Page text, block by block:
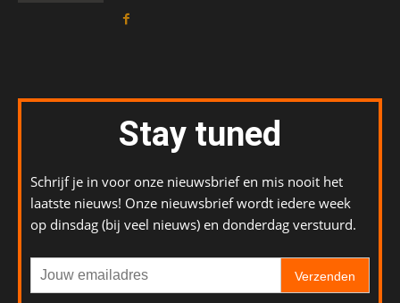
Stay tuned
Schrijf je in voor onze nieuwsbrief en mis nooit het
laatste nieuws! Onze nieuwsbrief wordt iedere week
op dinsdag (bij veel nieuws) en donderdag verstuurd.
Verzenden